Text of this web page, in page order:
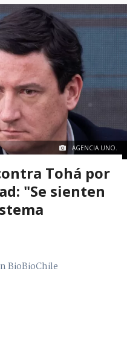
AGENCIA UNO.
Tohá por
"Se sienten
BioBioChile